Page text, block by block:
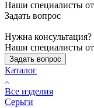
Наши специалисты
Задать вопрос
Нужна консультация?
Наши специалисты
Задать вопрос
Каталог
Все изделия
Серьги